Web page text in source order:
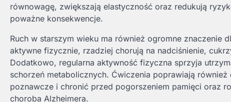
równowagę, zwiększają elastyczność oraz redukują
poważne konsekwencje.
Ruch w starszym wieku ma również ogromne znaczenie
aktywne fizycznie, rzadziej chorują na nadciśnienie,
Dodatkowo, regularna aktywność fizyczna sprzyja
schorzeń metabolicznych. Ćwiczenia poprawiają
poznawcze i chronić przed pogorszeniem pamięci oraz
choroba Alzheimera.